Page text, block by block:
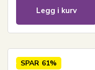
Legg i kurv
SPAR 61%